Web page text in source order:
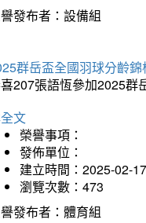
發布者：設備組
群岳盃全國羽球分齡錦
207張語恆參加2025群
文
榮譽事項：
發佈單位：
建立時間：2025-02-17
瀏覽次數：473
發布者：體育組